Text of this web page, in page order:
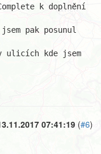
k doplnění
pak posunul
ulicích kde jsem
07:41:19 (#6)